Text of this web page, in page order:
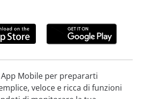
Mobile per prepararti
veloce e ricca di funzioni